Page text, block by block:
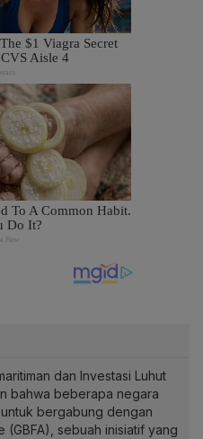
dan Investasi Luhut
bahwa beberapa negara
bergabung dengan
(GBFA), sebuah inisiatif yang